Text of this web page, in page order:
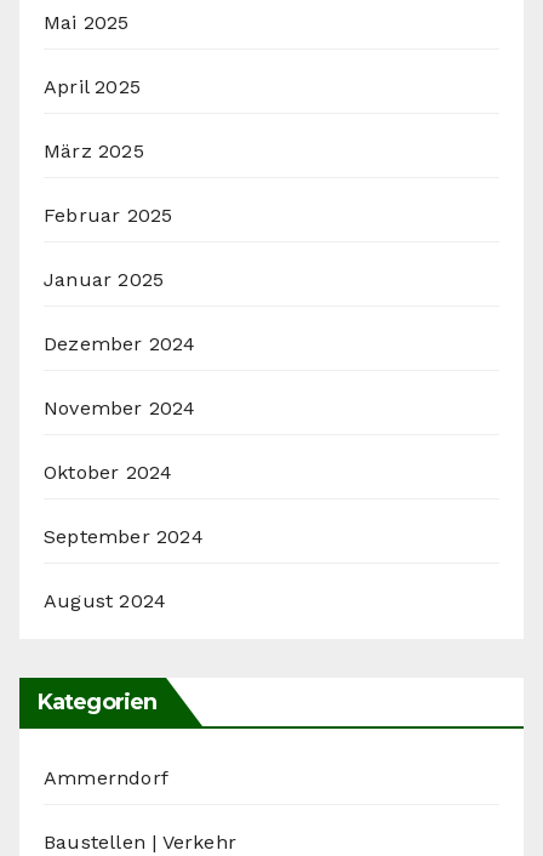
Mai 2025
April 2025
März 2025
Februar 2025
Januar 2025
Dezember 2024
November 2024
Oktober 2024
September 2024
August 2024
Kategorien
Ammerndorf
Baustellen | Verkehr